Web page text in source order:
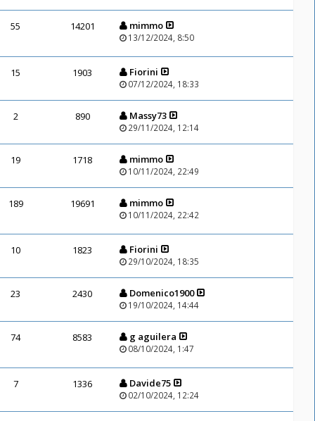
55 14201 mimmo
13/12/2024, 8:50
15 1903 Fiorini
07/12/2024, 18:33
2 890 Massy73
29/11/2024, 12:14
19 1718 mimmo
10/11/2024, 22:49
189 19691 mimmo
10/11/2024, 22:42
10 1823 Fiorini
29/10/2024, 18:35
23 2430 Domenico1900
19/10/2024, 14:44
74 8583 g aguilera
08/10/2024, 1:47
7 1336 Davide75
02/10/2024, 12:24